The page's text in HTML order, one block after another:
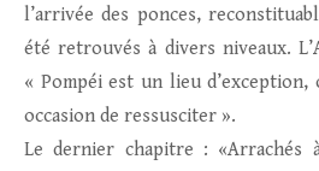
l’arrivée des ponces,
été retrouvés à divers niveaux.
« Pompéi est un lieu d’exception,
occasion de ressusciter ».
Le dernier chapitre : «Arrachés